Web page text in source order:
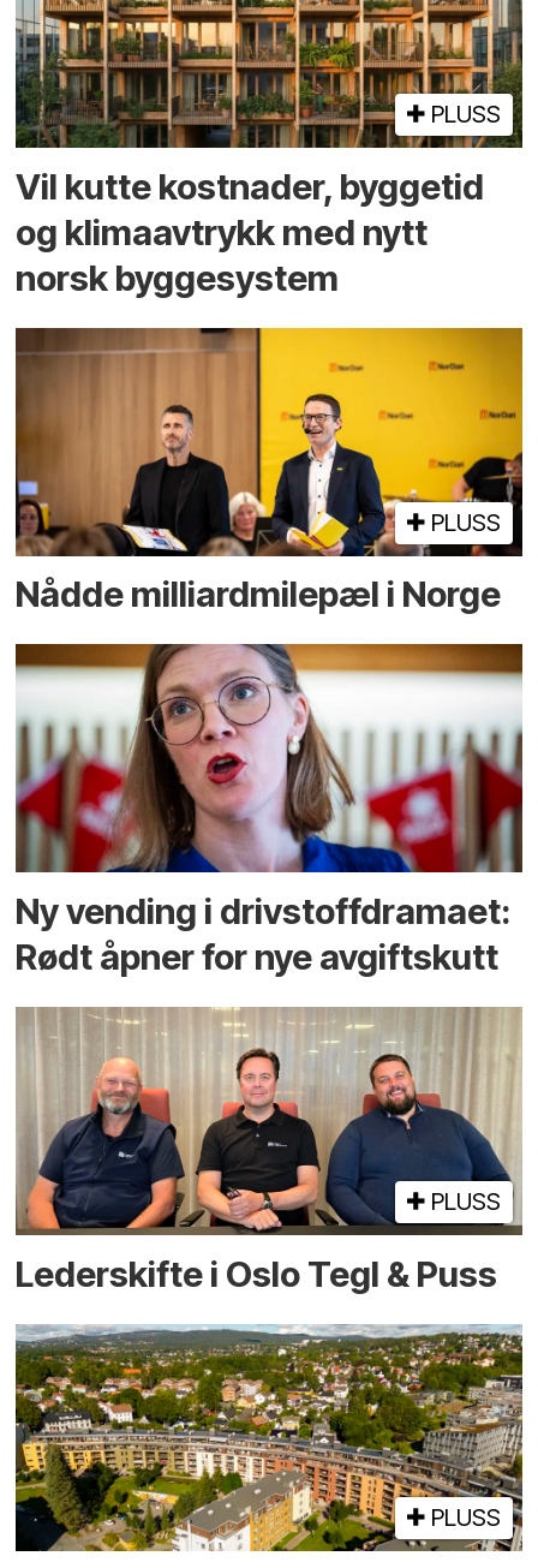
PLUSS
Vil kutte kostnader, byggetid
og klima­avtrykk med nytt
norsk bygge­system
PLUSS
Nådde milliard­­milepæl i Norge
Ny vending i drivstoffdramaet:
Rødt åpner for nye avgiftskutt
PLUSS
Lederskifte i Oslo Tegl & Puss
PLUSS